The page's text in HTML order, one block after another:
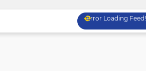
Error Loading Feed!